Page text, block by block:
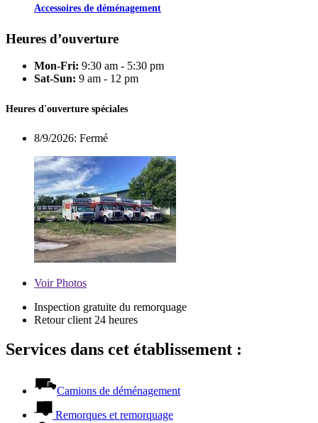
Accessoires de déménagement
Heures d’ouverture
Mon-Fri: 9:30 am - 5:30 pm
Sat-Sun: 9 am - 12 pm
Heures d'ouverture spéciales
8/9/2026: Fermé
VoirPhotos
Inspection gratuite du remorquage
Retour client 24 heures
Services dans cet établissement :
Camions de déménagement
Remorques et remorquage